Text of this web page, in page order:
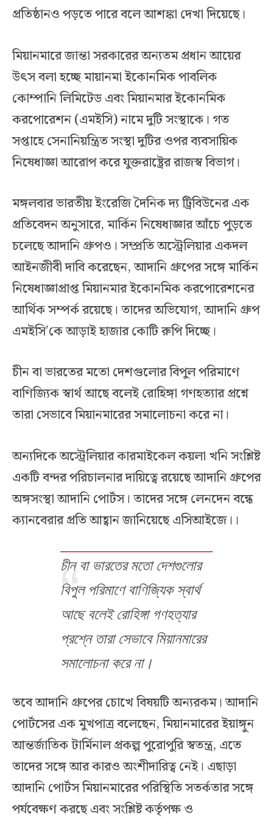
প্রতিষ্ঠানও পড়তে পারে বলে আশঙ্কা দেখা দিয়েছে।
মিয়ানমারে জান্তা সরকারের অন্যতম প্রধান আয়ের
উৎস বলা হচ্ছে মায়ানমা ইকোনমিক পাবলিক
কোম্পানি লিমিটেড এবং মিয়ানমার ইকোনমিক
করপোরেশন (এমইসি) নামে দুটি সংস্থাকে। গত
সপ্তাহে সেনানিয়ন্ত্রিত সংস্থা দুটির ওপর ব্যবসায়িক
নিষেধাজ্ঞা আরোপ করে যুক্তরাষ্ট্রের রাজস্ব বিভাগ।
মঙ্গলবার ভারতীয় ইংরেজি দৈনিক দ্য ট্রিবিউনের এক
প্রতিবেদন অনুসারে, মার্কিন নিষেধাজ্ঞার আঁচে পুড়তে
চলেছে আদানি গ্রুপও। সম্প্রতি অস্ট্রেলিয়ার একদল
আইনজীবী দাবি করেছেন, আদানি গ্রুপের সঙ্গে মার্কিন
নিষেধাজ্ঞাপ্রাপ্ত মিয়ানমার ইকোনমিক করপোরেশনের
আর্থিক সম্পর্ক রয়েছে। তাদের অভিযোগ, আদানি গ্রুপ
এমইসি’কে আড়াই হাজার কোটি রুপি দিচ্ছে।
চীন বা ভারতের মতো দেশগুলোর বিপুল পরিমাণে
বাণিজ্যিক স্বার্থ আছে বলেই রোহিঙ্গা গণহত্যার প্রশ্নে
তারা সেভাবে মিয়ানমারের সমালোচনা করে না।
অন্যদিকে অস্ট্রেলিয়ার কারমাইকেল কয়লা খনি সংশ্লিষ্ট
একটি বন্দর পরিচালনার দায়িত্বে রয়েছে আদানি গ্রুপের
অঙ্গসংস্থা আদানি পোর্টস। তাদের সঙ্গে লেনদেন বন্ধে
ক্যানবেরার প্রতি আহ্বান জানিয়েছে এসিআইজে।।
চীন বা ভারতের মতো দেশগুলোর
বিপুল পরিমাণে বাণিজ্যিক স্বার্থ
আছে বলেই রোহিঙ্গা গণহত্যার
প্রশ্নে তারা সেভাবে মিয়ানমারের
সমালোচনা করে না।
তবে আদানি গ্রুপের চোখে বিষয়টি অন্যরকম। আদানি
পোর্টসের এক মুখপাত্র বলেছেন, মিয়ানমারের ইয়াঙ্গুন
আন্তর্জাতিক টার্মিনাল প্রকল্প পুরোপুরি স্বতন্ত্র, এতে
তাদের সঙ্গে আর কারও অংশীদারিত্ব নেই। এছাড়া
আদানি পোর্টস মিয়ানমারের পরিস্থিতি সতর্কতার সঙ্গে
পর্যবেক্ষণ করছে এবং সংশ্লিষ্ট কর্তৃপক্ষ ও